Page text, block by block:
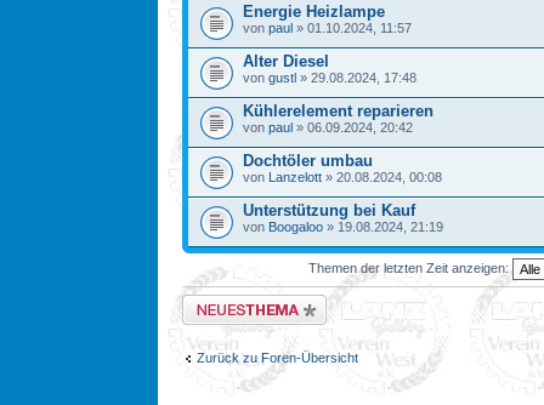
Energie Heizlampe
von paul » 01.10.2024, 11:57
Alter Diesel
von gustl » 29.08.2024, 17:48
Kühlerelement reparieren
von paul » 06.09.2024, 20:42
Dochtöler umbau
von Lanzelott » 20.08.2024, 00:08
Unterstützung bei Kauf
von Boogaloo » 19.08.2024, 21:19
Themen der letzten Zeit anzeigen:
Neues Thema erstellen
Zurück zu Foren-Übersicht